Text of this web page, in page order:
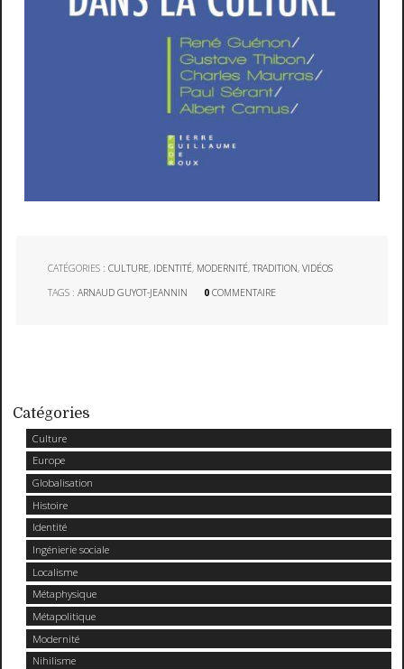
Catégories
Culture
Europe
Globalisation
Histoire
Identité
Ingénierie sociale
Localisme
Métaphysique
Métapolitique
Modernité
Nihilisme
CATÉGORIES :CULTURE, IDENTITÉ, MODERNITÉ,TRADITION,VIDÉOS
TAGS :ARNAUD GUYOT-JEANNIN 0 COMMENTAIRE